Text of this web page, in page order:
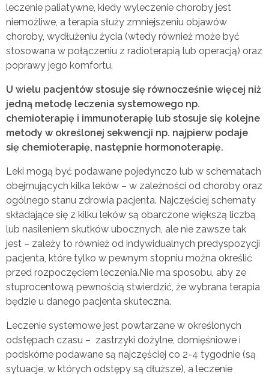
leczenie paliatywne, kiedy wyleczenie choroby jest
niemożliwe, a terapia służy zmniejszeniu objawów
choroby, wydłużeniu życia (wtedy również może być
stosowana w połączeniu z radioterapią lub operacją) oraz
poprawy jego komfortu.
U wielu pacjentów stosuje się równocześnie więcej niż
jedną metodę leczenia systemowego np.
chemioterapię i immunoterapię lub stosuje się kolejne
metody w określonej sekwencji np. najpierw podaje
się chemioterapię, następnie hormonoterapię.
Leki mogą być podawane pojedynczo lub w schematach
obejmujących kilka leków – w zależności od choroby oraz
ogólnego stanu zdrowia pacjenta. Najczęściej schematy
składające się z kilku leków są obarczone większą liczbą
lub nasileniem skutków ubocznych, ale nie zawsze tak
jest – zależy to również od indywidualnych predyspozycji
pacjenta, które tylko w pewnym stopniu można określić
przed rozpoczęciem leczenia.Nie ma sposobu, aby ze
stuprocentową pewnością stwierdzić, że wybrana terapia
będzie u danego pacjenta skuteczna.
Leczenie systemowe jest powtarzane w określonych
odstępach czasu – zastrzyki dożylne, domięśniowe i
podskórne podawane są najczęściej co 2-4 tygodnie (są
sytuacje, w których odstępy są dłuższe), a leczenie